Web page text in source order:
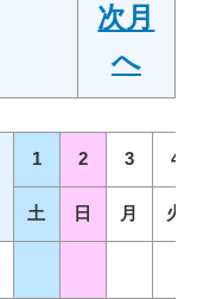
次月
へ
1 2 3 4
土 日 月 火